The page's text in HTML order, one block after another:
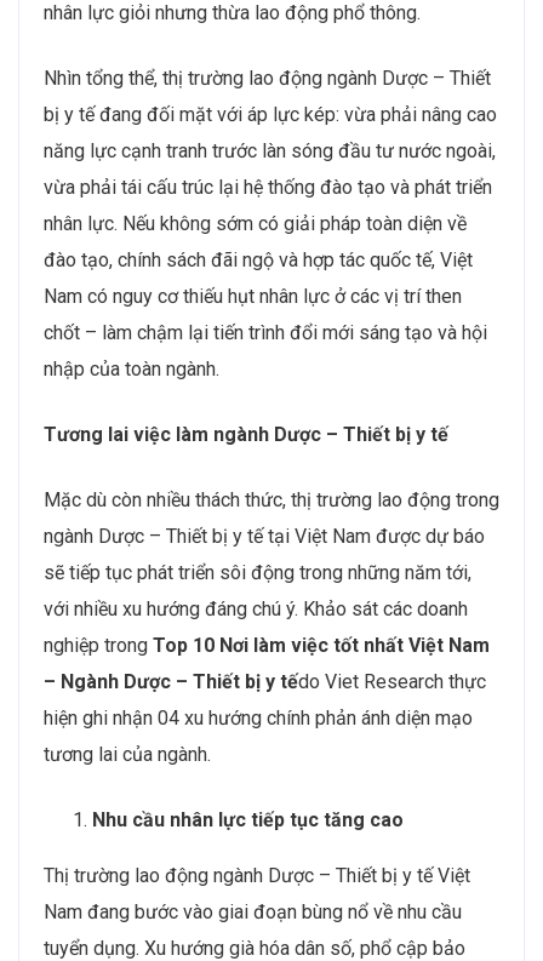
nhân lực giỏi nhưng thừa lao động phổ thông.
Nhìn tổng thể, thị trường lao động ngành Dược – Thiết
bị y tế đang đối mặt với áp lực kép: vừa phải nâng cao
năng lực cạnh tranh trước làn sóng đầu tư nước ngoài,
vừa phải tái cấu trúc lại hệ thống đào tạo và phát triển
nhân lực. Nếu không sớm có giải pháp toàn diện về
đào tạo, chính sách đãi ngộ và hợp tác quốc tế, Việt
Nam có nguy cơ thiếu hụt nhân lực ở các vị trí then
chốt – làm chậm lại tiến trình đổi mới sáng tạo và hội
nhập của toàn ngành.
Tương lai việc làm ngành Dược – Thiết bị y tế
Mặc dù còn nhiều thách thức, thị trường lao động trong
ngành Dược – Thiết bị y tế tại Việt Nam được dự báo
sẽ tiếp tục phát triển sôi động trong những năm tới,
với nhiều xu hướng đáng chú ý. Khảo sát các doanh
nghiệp trong Top 10 Nơi làm việc tốt nhất Việt Nam
– Ngành Dược – Thiết bị y tếdo Viet Research thực
hiện ghi nhận 04 xu hướng chính phản ánh diện mạo
tương lai của ngành.
Nhu cầu nhân lực tiếp tục tăng cao
Thị trường lao động ngành Dược – Thiết bị y tế Việt
Nam đang bước vào giai đoạn bùng nổ về nhu cầu
tuyển dụng. Xu hướng già hóa dân số, phổ cập bảo